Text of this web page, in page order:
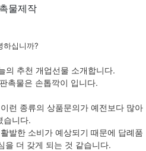
물제작
하십니까?
의 추천 개업선물 소개합니다.
촉물은 손톱깍이 입니다.
런 종류의 상품문의가 예전보다 많아
습니다.
발한 소비가 예상되기 때문에 답례품
을 더 갖게 되는 것 같습니다.